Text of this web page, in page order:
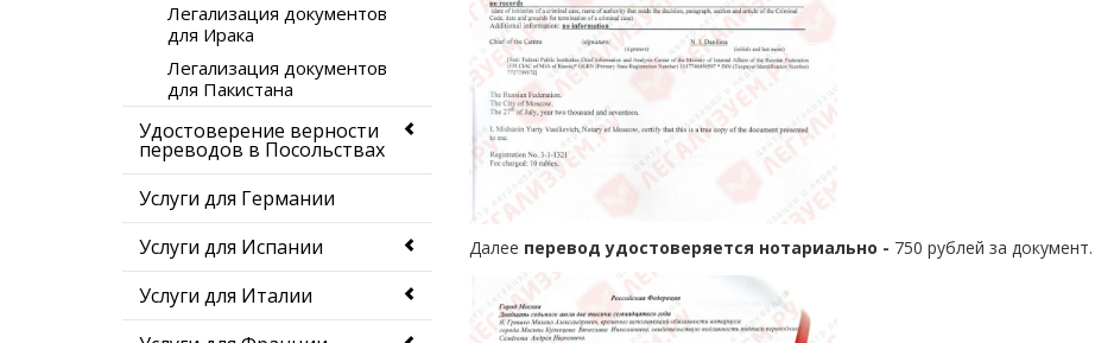
Легализация документов
для Ирака
Легализация документов
для Пакистана
Удостоверение верности
переводов в Посольствах
Услуги для Германии
Услуги для Испании
Услуги для Италии
Далее перевод удостоверяется нотариально - 750 рублей за документ.